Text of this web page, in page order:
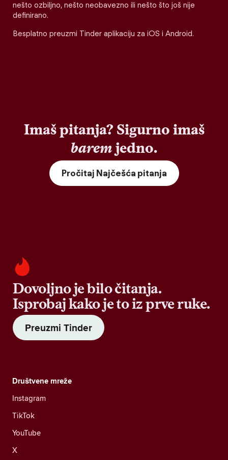
nešto ozbiljno, nešto neobavezno ili nešto što još nije
definirano.
Besplatno preuzmi Tinder aplikaciju za iOS i Android.
Imaš pitanja? Sigurno imaš
baremjedno.
Pročitaj Najčešća pitanja
Dovoljno je bilo čitanja.
Isprobaj kako je to iz prve ruke.
Preuzmi Tinder
Društvene mreže
Instagram
TikTok
YouTube
X